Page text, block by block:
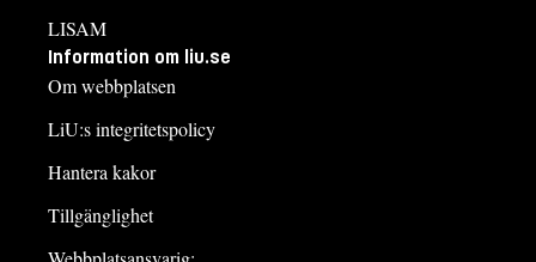
LISAM
Information om liu.se
Om webbplatsen
LiU:s integritetspolicy
Hantera kakor
Tillgänglighet